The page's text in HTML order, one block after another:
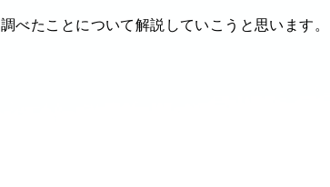
べたことについて解説していこうと思います。